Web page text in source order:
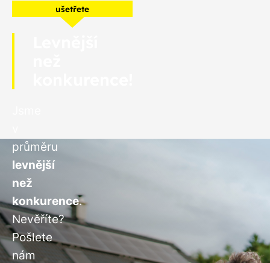
ušetřete
průměru
levnější
než
konkurence.
Nevěříte?
Pošlete
nám